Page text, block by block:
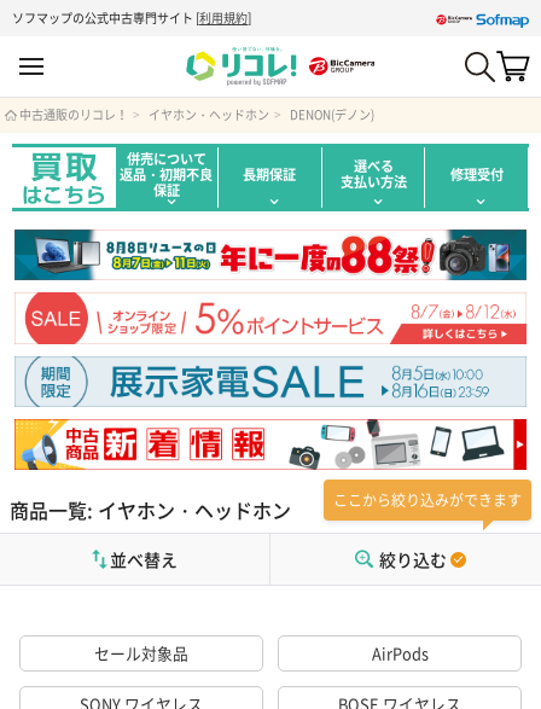
ソフマップの公式中古専門サイト [利用規約]
中古通販のリコレ！ イヤホン・ヘッドホン DENON(デノン)
併売について
返品・初期不良
保証
長期保証 選べる
支払い方法 修理受付
商品一覧: イヤホン・ヘッドホン ここから絞り込みができます
絞り込む
並べ替え
セール対象品 AirPods
SONY ワイヤレス BOSE ワイヤレス